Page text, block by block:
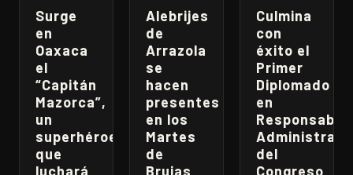
Surge
en
Oaxaca
el
“Capitán
Mazorca”,
un
superhéroe
que
luchará
Alebrijes
de
Arrazola
se
hacen
presentes
en los
Martes
de
Brujas
Culmina
con
éxito el
Primer
Diplomado
en
del
Congreso